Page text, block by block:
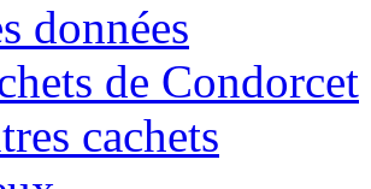
données
de Condorcet
cachets